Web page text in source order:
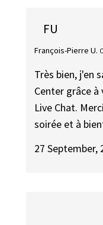
FU
François-Pierre U.
Très bien, j'en
Center grâce
Live Chat.
soirée et à
27 September,